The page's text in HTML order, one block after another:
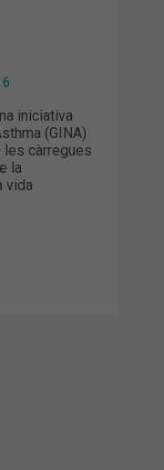
iniciativa
(GINA)
les càrregues
la
vida